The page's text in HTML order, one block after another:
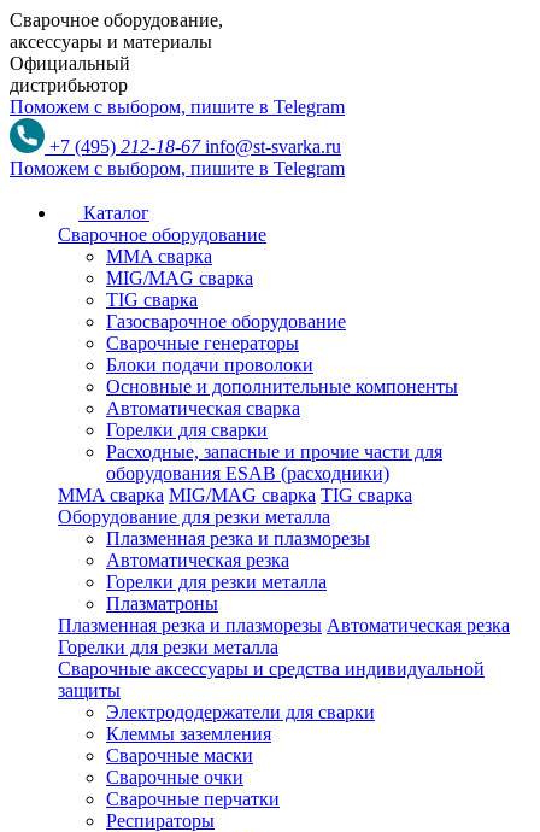
Сварочное оборудование,
аксессуары и материалы
Официальный
дистрибьютор
Поможем с выбором, пишите в Telegram
+7 (495) 212-18-67 info@st-svarka.ru
Поможем с выбором, пишите в Telegram
Каталог
Сварочное оборудование
MMA сварка
MIG/MAG сварка
TIG сварка
Газосварочное оборудование
Сварочные генераторы
Блоки подачи проволоки
Основные и дополнительные компоненты
Автоматическая сварка
Горелки для сварки
Расходные, запасные и прочие части для
оборудования ESAB (расходники)
MMA сварка MIG/MAG сварка TIG сварка
Оборудование для резки металла
Плазменная резка и плазморезы
Автоматическая резка
Горелки для резки металла
Плазматроны
Плазменная резка и плазморезы Автоматическая резка
Горелки для резки металла
Сварочные аксессуары и средства индивидуальной
защиты
Электрододержатели для сварки
Клеммы заземления
Сварочные маски
Сварочные очки
Сварочные перчатки
Респираторы